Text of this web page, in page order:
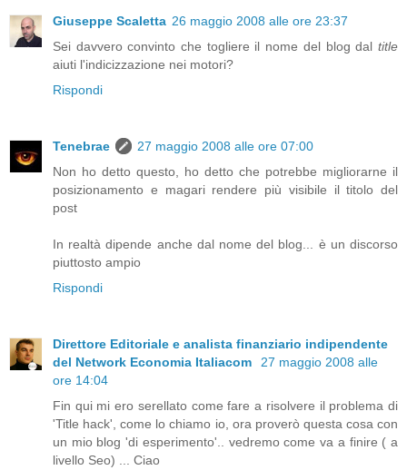
Giuseppe Scaletta 26 maggio 2008 alle ore 23:37
Sei davvero convinto che togliere il nome del blog dal title
aiuti l'indicizzazione nei motori?
Rispondi
Tenebrae
27 maggio 2008 alle ore 07:00
Non ho detto questo, ho detto che potrebbe migliorarne il
posizionamento e magari rendere più visibile il titolo del
post
In realtà dipende anche dal nome del blog... è un discorso
piuttosto ampio
Rispondi
Direttore Editoriale e analista finanziario indipendente
del Network Economia Italiacom
27 maggio 2008 alle
ore 14:04
Fin qui mi ero serellato come fare a risolvere il problema di
'Title hack', come lo chiamo io, ora proverò questa cosa con
un mio blog 'di esperimento'.. vedremo come va a finire ( a
livello Seo) ... Ciao